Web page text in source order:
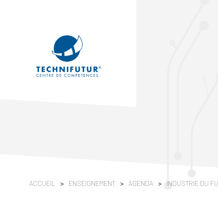
ACCUEIL > ENSEIGNEMENT > AGENDA > INDUSTRIE DU